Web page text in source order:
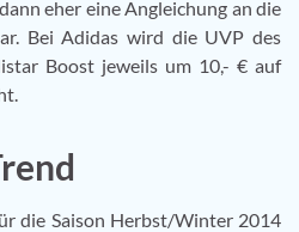
eher eine Angleichung an die
Bei Adidas wird die UVP des
Boost jeweils um 10,- € auf
die Saison Herbst/Winter 2014